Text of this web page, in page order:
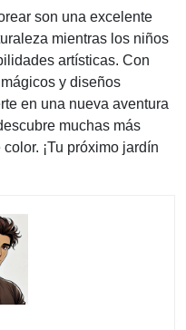
son una excelente
mientras los niños
artísticas. Con
y diseños
en una nueva aventura
muchas más
¡Tu próximo jardín